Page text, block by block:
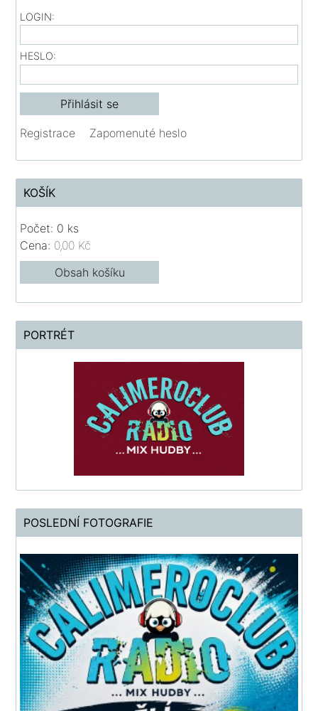
LOGIN:
HESLO:
Registrace Zapomenuté heslo
KOŠÍK
Počet: 0 ks
Cena: 0,00 Kč
Obsah košíku
PORTRÉT
POSLEDNÍ FOTOGRAFIE